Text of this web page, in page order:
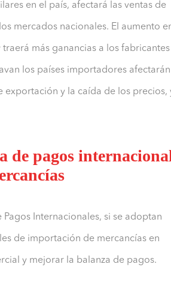
en el país, afectará las ventas de
mercados nacionales. El aumento
más ganancias a los fabricantes
los países importadores
y la caída de los precios,
de pagos
Internacionales, si se adoptan
de importación de mercancías en
y mejorar la balanza de pagos.